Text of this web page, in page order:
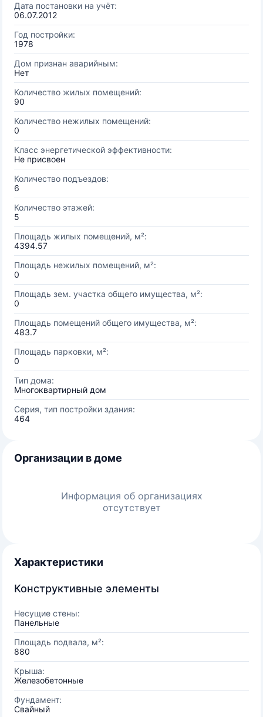
Дата постановки на учёт:
06.07.2012
Год постройки:
1978
Дом признан аварийным:
Нет
Количество жилых помещений:
90
Количество нежилых помещений:
0
Класс энергетической эффективности:
Не присвоен
Количество подъездов:
6
Количество этажей:
5
Площадь жилых помещений, м²:
4394.57
Площадь нежилых помещений, м²:
0
Площадь зем. участка общего имущества, м²:
0
Площадь помещений общего имущества, м²:
483.7
Площадь парковки, м²:
0
Тип дома:
Многоквартирный дом
Серия, тип постройки здания:
464
Организации в доме
Информация об организациях
отсутствует
Характеристики
Конструктивные элементы
Несущие стены:
Панельные
Площадь подвала, м²:
880
Крыша:
Железобетонные
Фундамент:
Свайный